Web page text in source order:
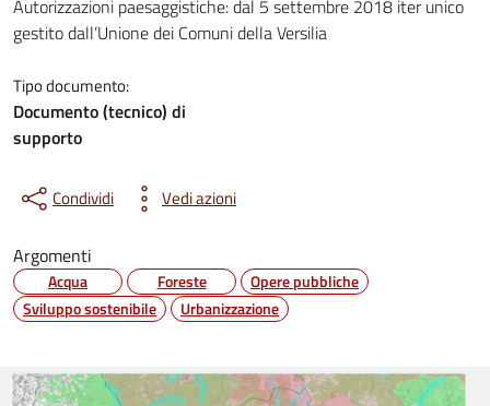
Autorizzazioni paesaggistiche: dal 5 settembre 2018 iter unico
gestito dall’Unione dei Comuni della Versilia
Tipo documento:
Documento (tecnico) di
supporto
Condividi Vedi azioni
Argomenti
Acqua Foreste
Opere pubbliche
Sviluppo sostenibile
Urbanizzazione